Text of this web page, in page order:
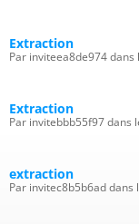
Extraction
Par inviteea8de974
Extraction
Par invitebbb55f97 dans
extraction
Par invitec8b5b6ad dans